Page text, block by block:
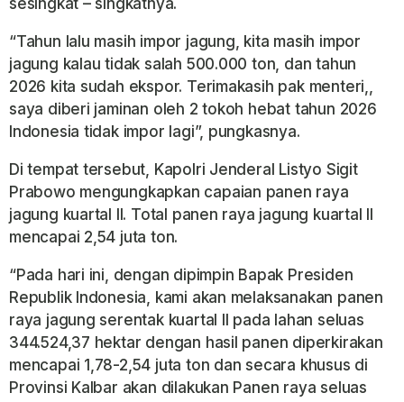
“Tahun lalu masih impor jagung, kita masih impor
jagung kalau tidak salah 500.000 ton, dan tahun
2026 kita sudah ekspor. Terimakasih pak menteri,,
saya diberi jaminan oleh 2 tokoh hebat tahun 2026
Indonesia tidak impor lagi”, pungkasnya.
Di tempat tersebut, Kapolri Jenderal Listyo Sigit
Prabowo mengungkapkan capaian panen raya
jagung kuartal II. Total panen raya jagung kuartal II
mencapai 2,54 juta ton.
“Pada hari ini, dengan dipimpin Bapak Presiden
Republik Indonesia, kami akan melaksanakan panen
raya jagung serentak kuartal II pada lahan seluas
344.524,37 hektar dengan hasil panen diperkirakan
mencapai 1,78-2,54 juta ton dan secara khusus di
Provinsi Kalbar akan dilakukan Panen raya seluas